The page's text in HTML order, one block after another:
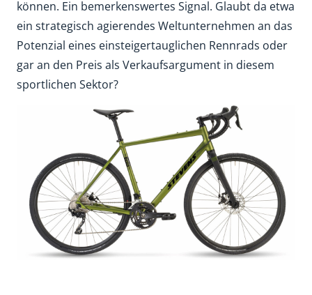
können. Ein bemerkenswertes Signal. Glaubt da etwa
ein strategisch agierendes Weltunternehmen an das
Potenzial eines einsteigertauglichen Rennrads oder
gar an den Preis als Verkaufsargument in diesem
sportlichen Sektor?